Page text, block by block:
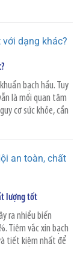
bạch hầu. Tuy
là mối quan tâm
cơ sức khỏe, cần
lượng tốt
ra nhiều biến
Tiêm vắc xin bạch
tiết kiệm nhất để